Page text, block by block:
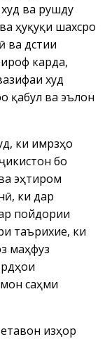
ва рушду
ҳуқуқи шахсро
дӯстии
карда,
худ
қабул ва эълон
ки имрӯзҳо
бо
эҳтиром
ки дар
пойдории
таърихие, ки
маҳфуз
саҳми
изҳор